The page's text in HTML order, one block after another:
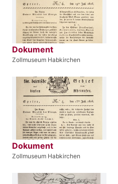
Dokument
Zollmuseum Habkirchen
Dokument
Zollmuseum Habkirchen